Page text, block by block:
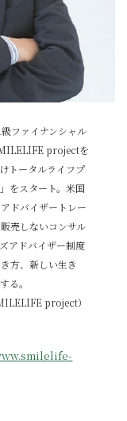
ファイナンシャル
projectを
トータルライフプ
をスタート。米国
ドバイザートレー
売しないコンサル
アドバイザー制度
方、新しい生き
る。
project）